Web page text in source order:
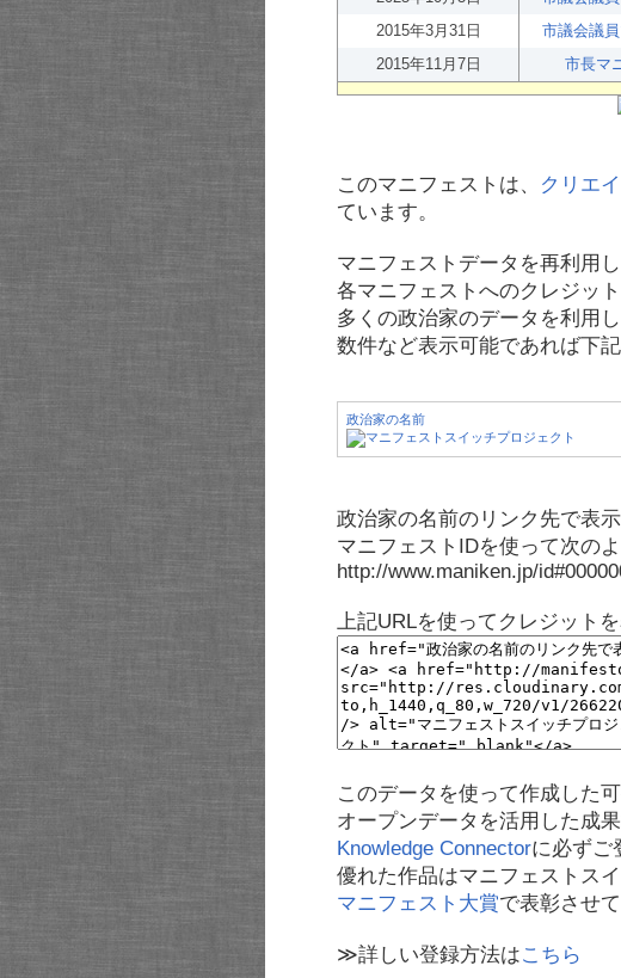
2015年3月31日
市議会議
2015年11月7日
市長マ
このマニフェストは、 クリエ
ています。
マニフェストデータを再利用
各マニフェストへのクレジッ
多くの政治家のデータを利用
数件など表示可能であれば下
政治家の名前
政治家の名前のリンク先で表
マニフェストIDを使って次の
http://www.maniken.jp/
上記URLを使ってクレジット
このデータを使って作成した
オープンデータを活用した成
Knowledge Connectorに必ずご
優れた作品はマニフェストス
マニフェスト大賞で表彰させ
≫詳しい登録方法はこちら